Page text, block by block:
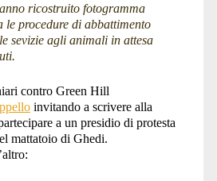
ricostruito fotogramma
le procedure di abbattimento
sevizie agli animali in attesa
contro Green Hill
invitando a scrivere alla
a un presidio di protesta
mattatoio di Ghedi.